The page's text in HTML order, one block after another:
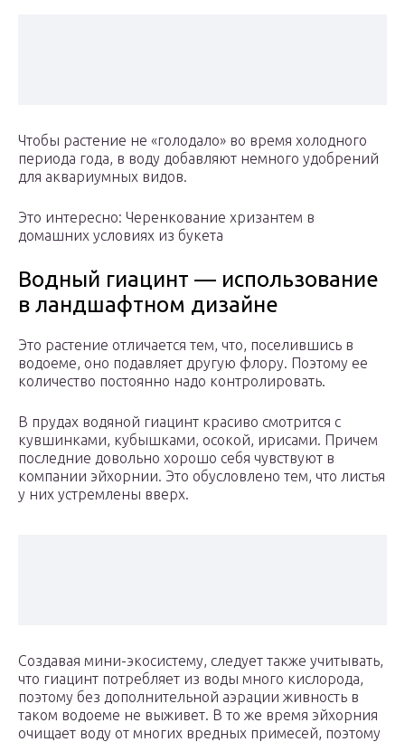
Чтобы растение не «голодало» во время холодного
периода года, в воду добавляют немного удобрений
для аквариумных видов.
Это интересно: Черенкование хризантем в
домашних условиях из букета
Водный гиацинт — использование
в ландшафтном дизайне
Это растение отличается тем, что, поселившись в
водоеме, оно подавляет другую флору. Поэтому ее
количество постоянно надо контролировать.
В прудах водяной гиацинт красиво смотрится с
кувшинками, кубышками, осокой, ирисами. Причем
последние довольно хорошо себя чувствуют в
компании эйхорнии. Это обусловлено тем, что листья
у них устремлены вверх.
Создавая мини-экосистему, следует также учитывать,
что гиацинт потребляет из воды много кислорода,
поэтому без дополнительной аэрации живность в
таком водоеме не выживет. В то же время эйхорния
очищает воду от многих вредных примесей, поэтому